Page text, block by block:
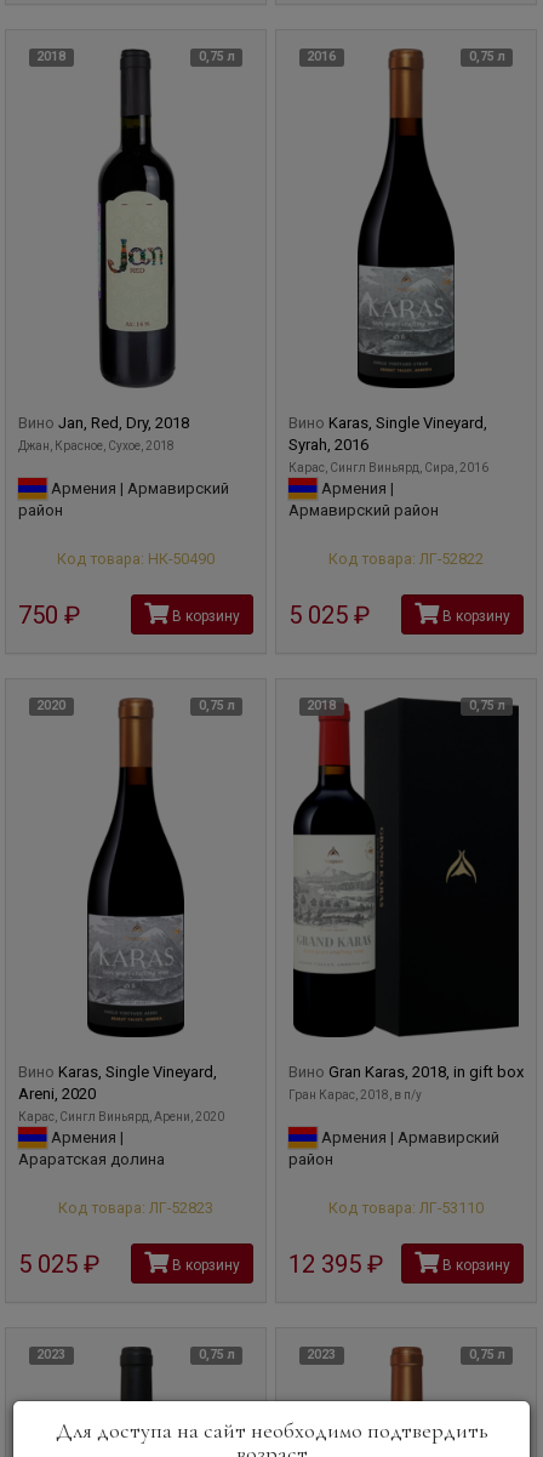
2018 0,75 л
Вино Jan, Red, Dry, 2018
Джан, Красное, Сухое, 2018
Армения | Армавирский
район
Код товара: НК-50490
750 В корзину
2016 0,75 л
Вино Karas, Single Vineyard,
Syrah, 2016
Карас, Сингл Виньярд, Сира, 2016
Армения |
Армавирский район
Код товара: ЛГ-52822
5 025 руб В корзину
2020 0,75 л
Вино Karas, Single Vineyard,
Areni, 2020
Карас, Сингл Виньярд, Арени, 2020
Армения |
Араратская долина
Код товара: ЛГ-52823
5 025 руб В корзину
2018 0,75 л
Вино Gran Karas, 2018, in gift box
Гран Карас, 2018, в п/у
Армения | Армавирский
район
Код товара: ЛГ-53110
12 395 рубВ корзину
2023 0,75 л 2023 0,75 л
Для доступа на сайт необходимо подтвердить